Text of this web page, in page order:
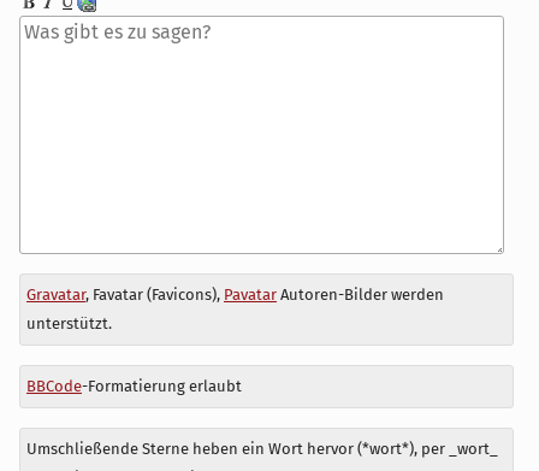
Antwort
zu
Gravatar, Favatar (Favicons), PavatarAutoren-Bilder werden
unterstützt.
BBCode-Formatierung erlaubt
Umschließende Sterne heben ein Wort hervor (*wort*), per _wort_